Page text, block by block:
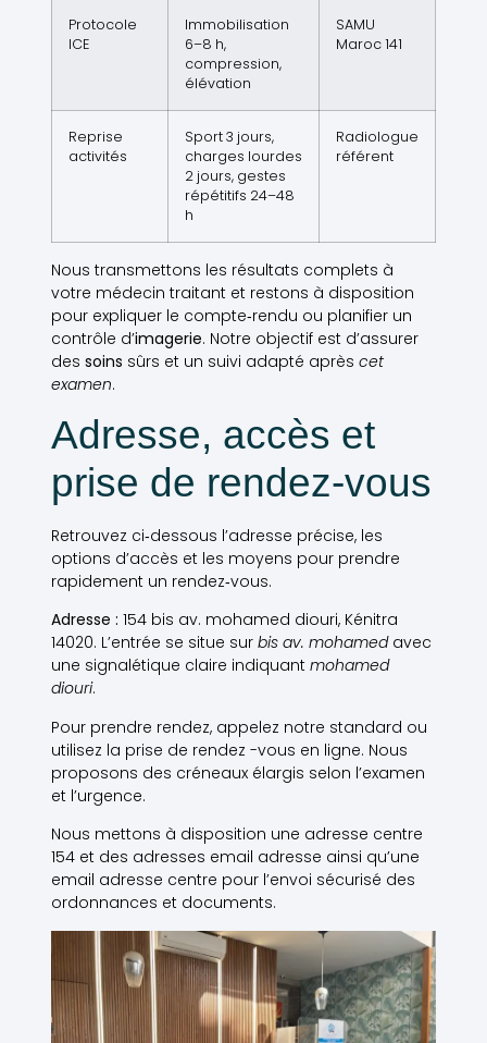
Protocole
ICE
Immobilisation
6–8 h,
compression,
élévation
SAMU
Maroc 141
Reprise
activités
Sport 3 jours,
charges lourdes
2 jours, gestes
répétitifs 24–48
h
Radiologue
référent
Nous transmettons les résultats complets à
votre médecin traitant et restons à disposition
pour expliquer le compte‑rendu ou planifier un
contrôle d’imagerie. Notre objectif est d’assurer
des soins sûrs et un suivi adapté après cet
examen.
Adresse, accès et
prise de rendez-vous
Retrouvez ci‑dessous l’adresse précise, les
options d’accès et les moyens pour prendre
rapidement un rendez‑vous.
Adresse : 154 bis av. mohamed diouri, Kénitra
14020. L’entrée se situe sur bis av. mohamedavec
une signalétique claire indiquant mohamed
diouri.
Pour prendre rendez, appelez notre standard ou
utilisez la prise de rendez -vous en ligne. Nous
proposons des créneaux élargis selon l’examen
et l’urgence.
Nous mettons à disposition une adresse centre
154 et des adresses email adresse ainsi qu’une
email adresse centre pour l’envoi sécurisé des
ordonnances et documents.